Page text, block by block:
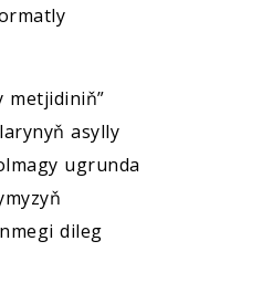
metjidiniň”
asylly
ugrunda
dileg